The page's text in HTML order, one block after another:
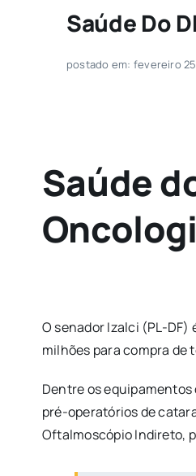
Saúde Do
postado em: fevereiro
Saúde
O senador Izalci (PL-DF)
milhões para compra de
Dentre os
pré-operatórios de
Oftalmoscópio Indireto,